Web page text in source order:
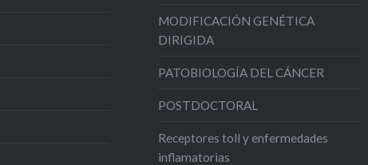
MODIFICACIÓN GENÉTICA
DIRIGIDA
PATOBIOLOGÍA DEL CÁNCER
POSTDOCTORAL
Receptores toll y enfermedades
inflamatorias